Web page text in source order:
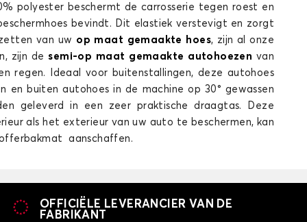
polyester beschermt de carrosserie tegen roest en
bevindt. Dit elastiek verstevigt en zorgt
van uw op maat gemaakte hoes, zijn al onze
zijn desemi-op maat gemaakte autohoezen van
regen. Ideaal voor buitenstallingen, deze autohoes
buiten autohoes in de machine op 30° gewassen
geleverd in een zeer praktische draagtas. Deze
als het exterieur van uw auto te beschermen, kan
aanschaffen.
OFFICIËLE LEVERANCIER VAN DE
FABRIKANT